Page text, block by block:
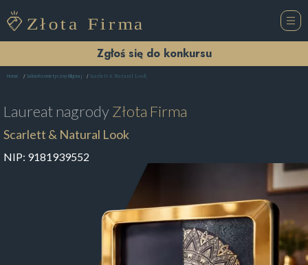
Zgłoś się do konkursu
Home Salon Kosmetyczny Biłgoraj Scarlett & Natural Look
Laureat nagrodyZłota Firma
Scarlett & Natural Look
NIP: 9181939552